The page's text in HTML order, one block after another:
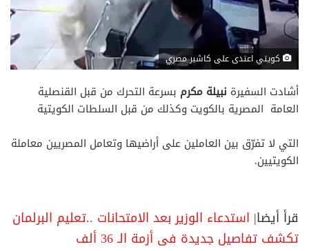
كويتي اعتدى على كاشير مصري
أشادت السفيرة نبيلة مكرم بسرعة التحرك من قبل القنصلية
العامة المصرية بالكويت وكذلك من قبل السلطات الكويتية
التي لا تفرّق بين العاملين على أراضيها وتعامل المصريين معاملة
الكويتيين.
قرأ أيضا| استدعاء الوزير بعد الامتحانات ..تعليم البرلمان
تكشف تفاصيل جديدة فى أزمة الـ 36 ألف